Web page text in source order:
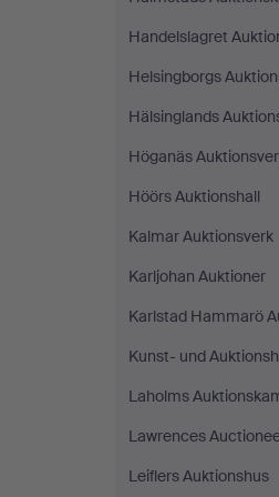
Handelslagret
Helsingborgs
Hälsinglands
Höganäs
Höörs Auktionshall
Kalmar Auktionsverk
Karljohan Auktioner
Karlstad Hammarö
Kunst- und
Laholms
Lawrences
Leiflers Auktionshus